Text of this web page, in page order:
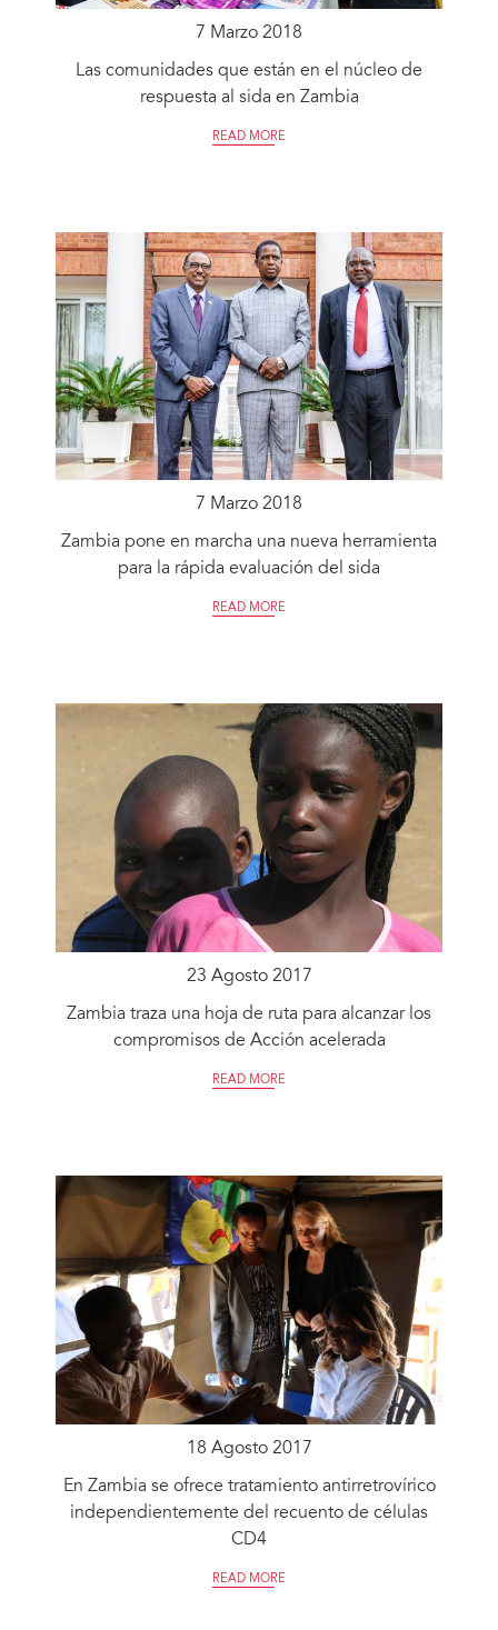
7 Marzo 2018
Las comunidades que están en el núcleo de
respuesta al sida en Zambia
READ MORE
7 Marzo 2018
Zambia pone en marcha una nueva herramienta
para la rápida evaluación del sida
READ MORE
23 Agosto 2017
Zambia traza una hoja de ruta para alcanzar los
compromisos de Acción acelerada
READ MORE
18 Agosto 2017
En Zambia se ofrece tratamiento antirretrovírico
independientemente del recuento de células
CD4
READ MORE